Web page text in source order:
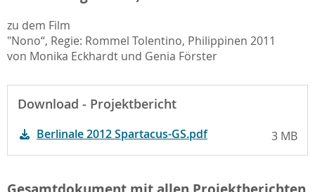
zu dem Film
"Nono“, Regie: Rommel Tolentino, Philippinen 2011
von Monika Eckhardt und Genia Förster
Download - Projektbericht
Berlinale 2012 Spartacus-GS.pdf 3 MB